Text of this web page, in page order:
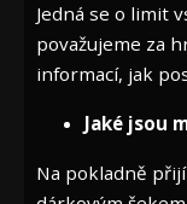
Jedná se o limit
považujeme za
informací, jak
Jaké jsou
Na pokladně